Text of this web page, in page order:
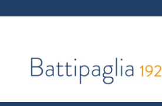
|
Notizie
dalla
città